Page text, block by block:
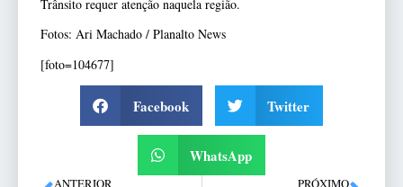
Trânsito requer atenção naquela região.
Fotos: Ari Machado / Planalto News
[foto=104677]
Facebook Twitter
WhatsApp
ANTERIOR PRÓXIMO